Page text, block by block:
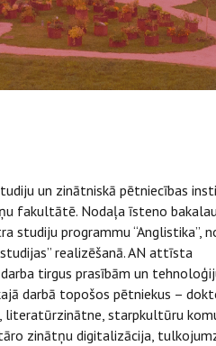
un zinātniskā pētniecības
fakultātē. Nodaļa īsteno
studiju programmu “Anglistika”,
realizēšanā. AN attīsta
tirgus prasībām un
darbā topošos pētniekus –
starpkultūru
zinātņu digitalizācija,